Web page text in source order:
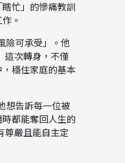
忙」的慘痛教訓
。
險可承受」。他
這次轉身，不僅
穩住家庭的基本
想告訴每一位被
都能奪回人生的
尊嚴且能自主定